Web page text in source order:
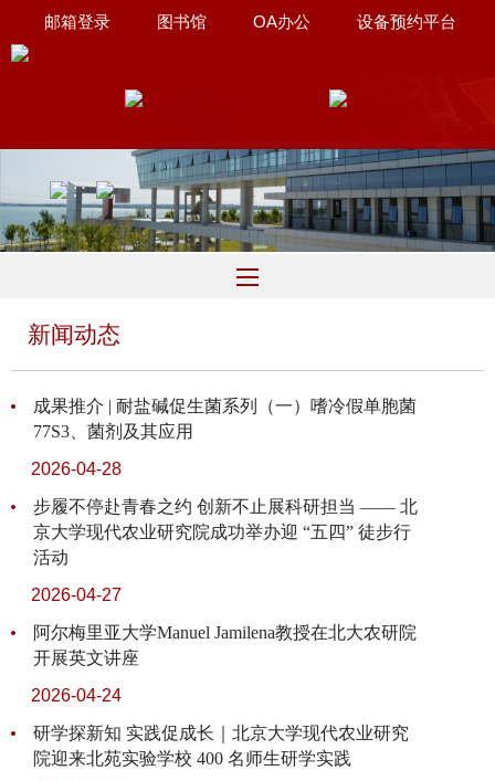
设备预约平台
OA办公
图书馆
邮箱登录
∷
新闻动态
成果推介 | 耐盐碱促生菌系列（一）嗜冷假单胞菌
77S3、菌剂及其应用
2026-04-28
步履不停赴青春之约 创新不止展科研担当 —— 北
京大学现代农业研究院成功举办迎 “五四” 徒步行
活动
2026-04-27
阿尔梅里亚大学Manuel Jamilena教授在北大农研院
开展英文讲座
2026-04-24
研学探新知 实践促成长｜北京大学现代农业研究
院迎来北苑实验学校 400 名师生研学实践